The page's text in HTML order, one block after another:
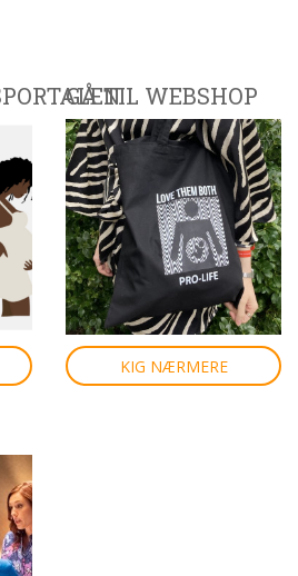
GÅ TIL WEBSHOP
KIG NÆRMERE